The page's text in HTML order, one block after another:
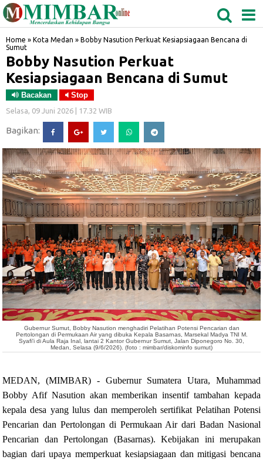
BIDANGRO
Home » Kota Medan » Bobby Nasution Perkuat Kesiapsiagaan Bencana di
Sumut
Bobby Nasution Perkuat
Kesiapsiagaan Bencana di Sumut
Bacakan Stop
Selasa, 09 Juni 2026 | 17.32 WIB
Bagikan:
Gubernur Sumut, Bobby Nasution menghadiri Pelatihan Potensi Pencarian dan
Pertolongan di Permukaan Air yang dibuka Kepala Basarnas, Marsekal Madya TNI M.
Syafi'i di Aula Raja Inal, lantai 2 Kantor Gubernur Sumut, Jalan Diponegoro No. 30,
Medan, Selasa (9/6/2026). (foto : mimbar/diskominfo sumut)
MEDAN, (MIMBAR) - Gubernur Sumatera Utara, Muhammad
Bobby Afif Nasution akan memberikan insentif tambahan kepada
kepala desa yang lulus dan memperoleh sertifikat Pelatihan Potensi
Pencarian dan Pertolongan di Permukaan Air dari Badan Nasional
Pencarian dan Pertolongan (Basarnas). Kebijakan ini merupakan
bagian dari upaya memperkuat kesiapsiagaan dan mitigasi bencana